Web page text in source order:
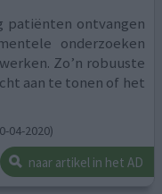
patiënten ontvangen
onderzoeken
Zo’n robuuste
aan te tonen of het
04-2020)
naar artikel in het AD